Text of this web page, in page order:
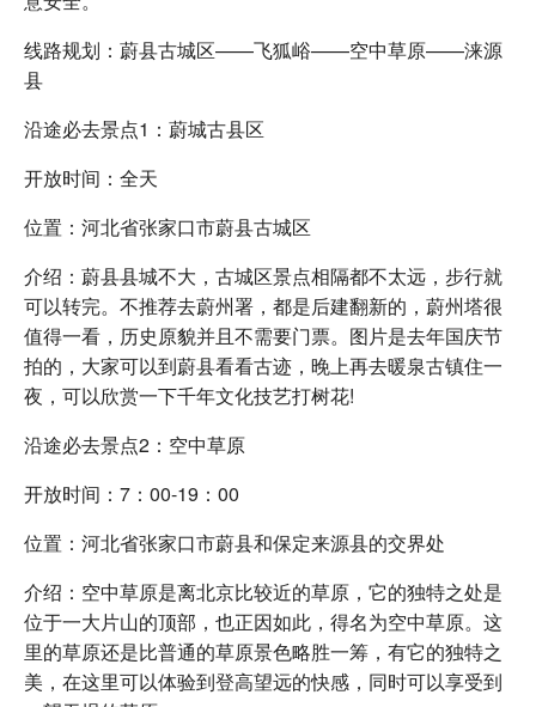
线路规划：蔚县古城区——飞狐峪——空中草原——涞源
县
沿途必去景点1：蔚城古县区
开放时间：全天
位置：河北省张家口市蔚县古城区
介绍：蔚县县城不大，古城区景点相隔都不太远，步行就
可以转完。不推荐去蔚州署，都是后建翻新的，蔚州塔很
值得一看，历史原貌并且不需要门票。图片是去年国庆节
拍的，大家可以到蔚县看看古迹，晚上再去暖泉古镇住一
夜，可以欣赏一下千年文化技艺打树花!
沿途必去景点2：空中草原
开放时间：7：00-19：00
位置：河北省张家口市蔚县和保定来源县的交界处
介绍：空中草原是离北京比较近的草原，它的独特之处是
位于一大片山的顶部，也正因如此，得名为空中草原。这
里的草原还是比普通的草原景色略胜一筹，有它的独特之
美，在这里可以体验到登高望远的快感，同时可以享受到